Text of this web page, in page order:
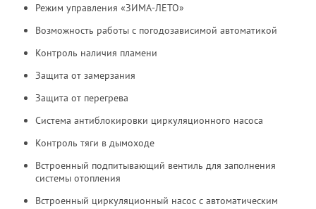
Режим управления «ЗИМА-ЛЕТО»
Возможность работы с погодозависимой автоматикой
Контроль наличия пламени
Защита от замерзания
Защита от перегрева
Система антиблокировки циркуляционного насоса
Контроль тяги в дымоходе
Встроенный подпитывающий вентиль для заполнения
системы отопления
Встроенный циркуляционный насос с автоматическим